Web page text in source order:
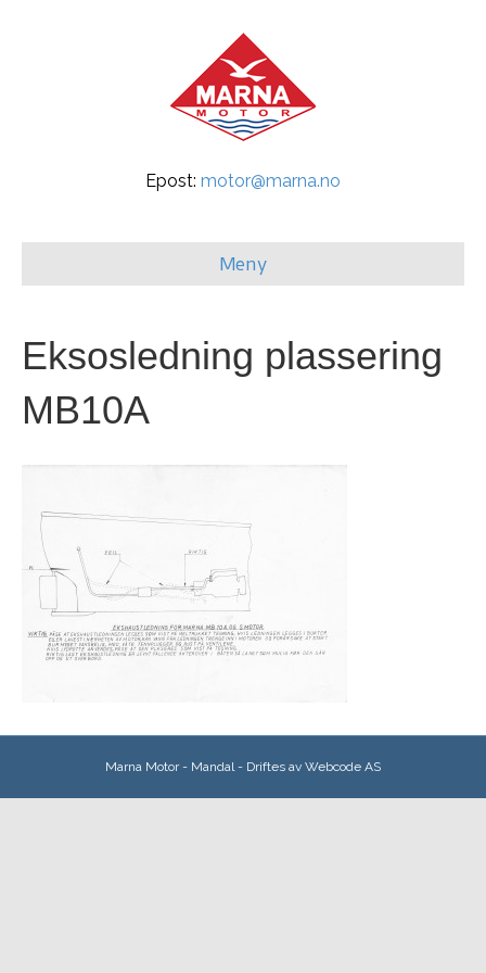
Epost: motor@marna.no
Meny
Eksosledning plassering
MB10A
Marna Motor - Mandal - Driftes av Webcode AS